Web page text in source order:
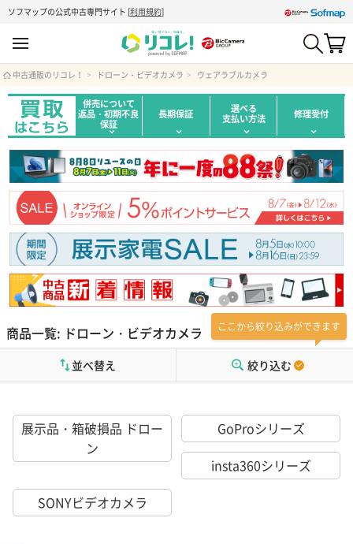
ソフマップの公式中古専門サイト [利用規約]
中古通販のリコレ！ ドローン・ビデオカメラ ウェアラブルカメラ
併売について
返品・初期不良
保証
長期保証 選べる
支払い方法 修理受付
商品一覧: ドローン・ビデオカメラ ここから絞り込みができます
絞り込む
並べ替え
展示品・箱破損品 ドロー
ン
GoProシリーズ
insta360シリーズ
SONYビデオカメラ